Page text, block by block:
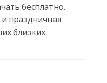
бесплатно.
праздничная
близких.